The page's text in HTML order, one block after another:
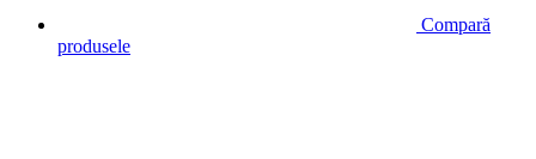
Compară
produsele